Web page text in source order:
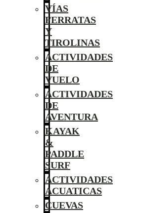
VÍAS
FERRATAS
Y
TIROLINAS
ACTIVIDADES
DE
VUELO
ACTIVIDADES
DE
AVENTURA
KAYAK
&
PADDLE
SURF
ACTIVIDADES
ACUATICAS
CUEVAS